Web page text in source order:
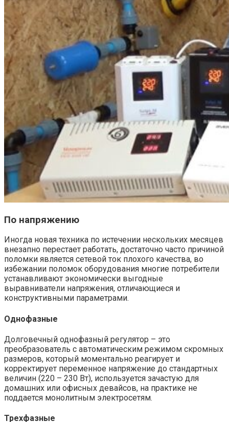
По напряжению
Иногда новая техника по истечении нескольких месяцев
внезапно перестает работать, достаточно часто причиной
поломки является сетевой ток плохого качества, во
избежании поломок оборудования многие потребители
устанавливают экономически выгодные
выравниватели напряжения, отличающиеся и
конструктивными параметрами.
Однофазные
Долговечный однофазный регулятор – это
преобразователь с автоматическим режимом скромных
размеров, который моментально реагирует и
корректирует переменное напряжение до стандартных
величин (220 – 230 Вт), используется зачастую для
домашних или офисных девайсов, на практике не
поддается монолитным электросетям.
Трехфазные